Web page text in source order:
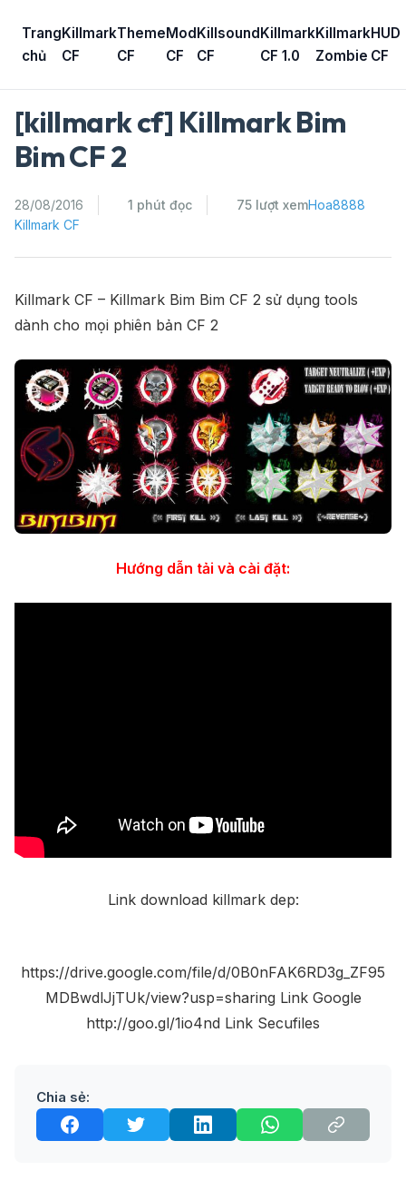
content
Trang
chủ
Killmark
CF
Theme
CF
Mod
CF
Killsound
CF
Killmark
CF 1.0
Killmark
Zombie
HUD
CF
[killmark cf] Killmark Bim
Bim CF 2
28/08/2016 1 phút đọc 75 lượt xemHoa8888
Killmark CF
Killmark CF – Killmark Bim Bim CF 2 sử dụng tools
dành cho mọi phiên bản CF 2
Hướng dẫn tải và cài đặt:
Link download killmark dep:
https://drive.google.com/file/d/0B0nFAK6RD3g_ZF95
MDBwdlJjTUk/view?usp=sharing Link Google
http://goo.gl/1io4nd Link Secufiles
Chia sẻ: